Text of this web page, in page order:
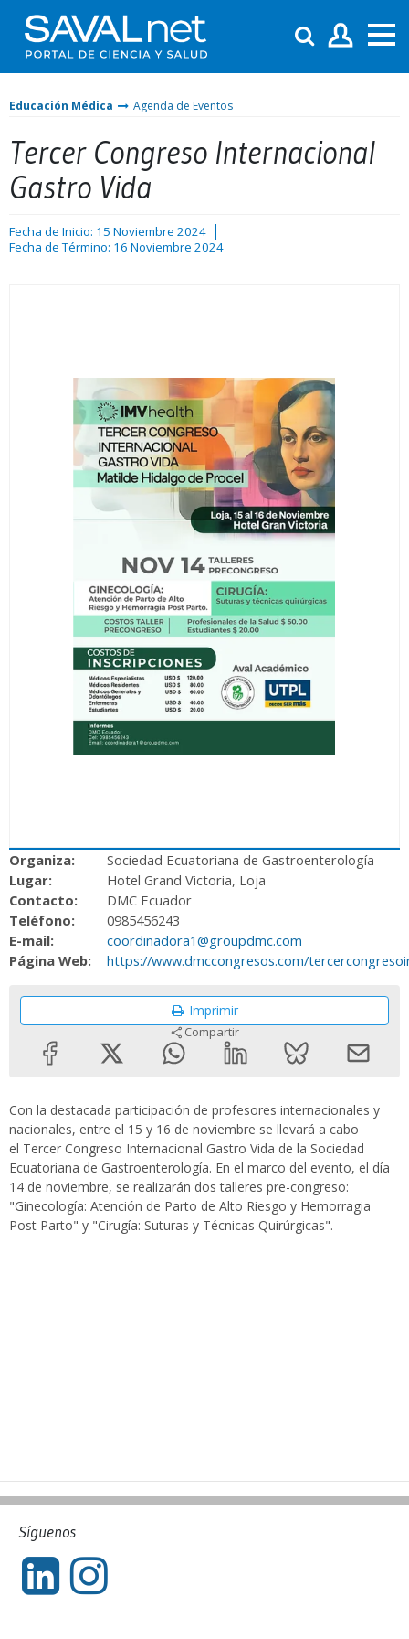
Educación Médica Agenda de Eventos
Tercer Congreso Internacional
Gastro Vida
Fecha de Inicio: 15 Noviembre 2024
Fecha de Término: 16 Noviembre 2024
Organiza:
Sociedad Ecuatoriana de Gastroenterología
Lugar:
Hotel Grand Victoria, Loja
Contacto:
DMC Ecuador
Teléfono:
0985456243
E-mail:
coordinadora1@groupdmc.com
Página Web:
https://www.dmccongresos.com/
Imprimir
Compartir
Con la destacada participación de profesores internacionales y
nacionales, entre el 15 y 16 de noviembre se llevará a cabo
el Tercer Congreso Internacional Gastro Vida de la Sociedad
Ecuatoriana de Gastroenterología. En el marco del evento, el día
14 de noviembre, se realizarán dos talleres pre-congreso:
"Ginecología: Atención de Parto de Alto Riesgo y Hemorragia
Post Parto" y "Cirugía: Suturas y Técnicas Quirúrgicas".
Síguenos